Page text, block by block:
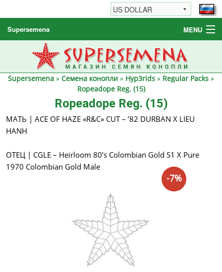
Supersemena MENU
Семена конопли
Другие товары
Supersemena » Семена конопли » Hyp3rids » Regular Packs »
Ropeadope Reg. (15)
Ropeadope Reg. (15)
МАТЬ | ACE OF HAZE «R&C» CUT – ’82 DURBAN X LIEU
HANH
ОТЕЦ | CGLE – Heirloom 80’s Colombian Gold S1 X Pure
1970 Colombian Gold Male
-7%